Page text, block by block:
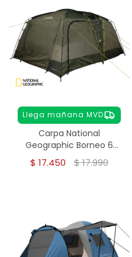
Llega mañana MVD
Carpa National
Geographic Borneo 6
Personas
$ 17.450 $17.990